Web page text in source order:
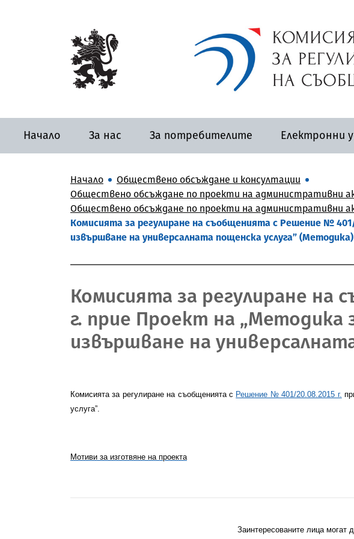
Начало За нас За потребителите Електронни
Начало
Обществено обсъждане и консултации
Обществено обсъждане по проекти на административни
Обществено обсъждане по проекти на административни
Комисията за регулиране на съобщенията с Решение №
извършване на универсалната пощенска услуга” (Методика)
Комисията за регулиране на
г. прие Проект на „Методика
извършване на
Комисията за регулиране на съобщенията с Решение № 401/20.08.2015 г.
услуга”.
Мотиви за изготвяне на проекта
Заинтересованите лица могат